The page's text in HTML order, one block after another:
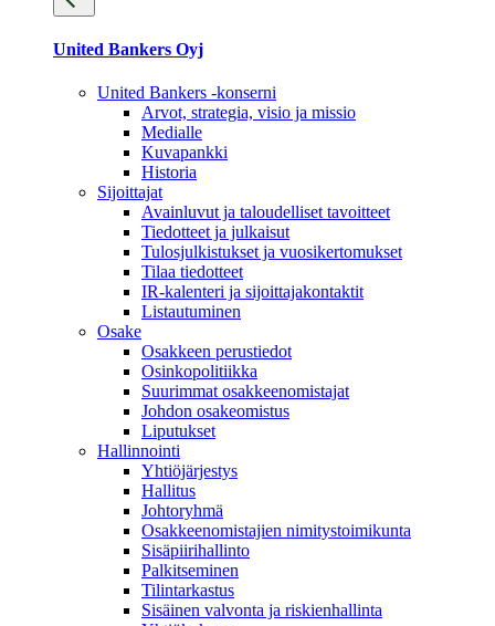
United Bankers Oyj
United Bankers -konserni
Arvot, strategia, visio ja missio
Medialle
Kuvapankki
Historia
Sijoittajat
Avainluvut ja taloudelliset tavoitteet
Tiedotteet ja julkaisut
Tulosjulkistukset ja vuosikertomukset
Tilaa tiedotteet
IR-kalenteri ja sijoittajakontaktit
Listautuminen
Osake
Osakkeen perustiedot
Osinkopolitiikka
Suurimmat osakkeenomistajat
Johdon osakeomistus
Liputukset
Hallinnointi
Yhtiöjärjestys
Hallitus
Johtoryhmä
Osakkeenomistajien nimitystoimikunta
Sisäpiirihallinto
Palkitseminen
Tilintarkastus
Sisäinen valvonta ja riskienhallinta